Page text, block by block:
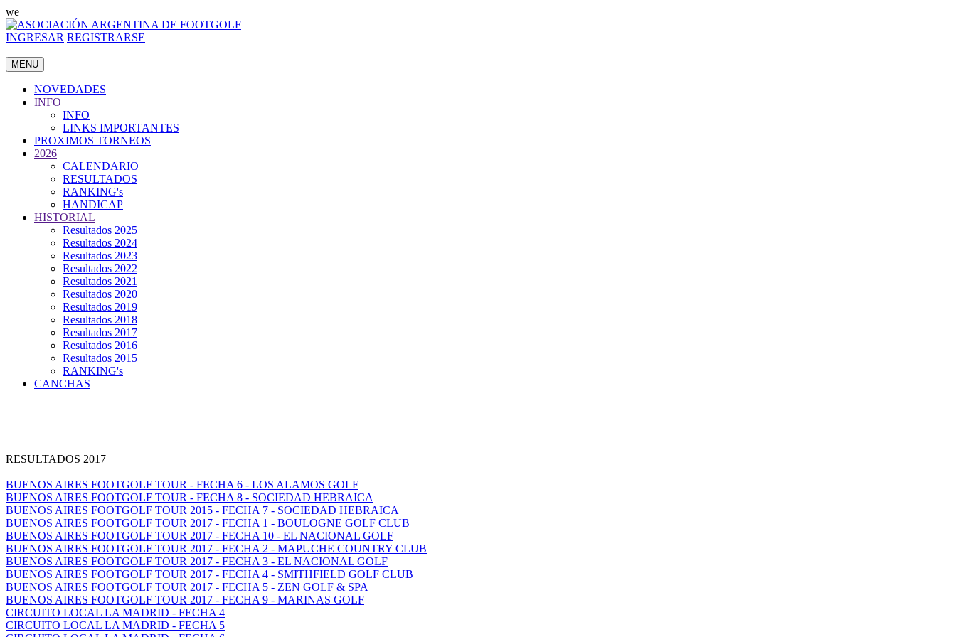
we
INGRESAR REGISTRARSE
MENU
NOVEDADES
INFO
INFO
LINKS IMPORTANTES
PROXIMOS TORNEOS
2026
CALENDARIO
RESULTADOS
RANKING's
HANDICAP
HISTORIAL
Resultados 2025
Resultados 2024
Resultados 2023
Resultados 2022
Resultados 2021
Resultados 2020
Resultados 2019
Resultados 2018
Resultados 2017
Resultados 2016
Resultados 2015
RANKING's
CANCHAS
RESULTADOS 2017
BUENOS AIRES FOOTGOLF TOUR - FECHA 6 - LOS ALAMOS GOLF
BUENOS AIRES FOOTGOLF TOUR - FECHA 8 - SOCIEDAD HEBRAICA
BUENOS AIRES FOOTGOLF TOUR 2015 - FECHA 7 - SOCIEDAD HEBRAICA
BUENOS AIRES FOOTGOLF TOUR 2017 - FECHA 1 - BOULOGNE GOLF CLUB
BUENOS AIRES FOOTGOLF TOUR 2017 - FECHA 10 - EL NACIONAL GOLF
BUENOS AIRES FOOTGOLF TOUR 2017 - FECHA 2 - MAPUCHE COUNTRY CLUB
BUENOS AIRES FOOTGOLF TOUR 2017 - FECHA 3 - EL NACIONAL GOLF
BUENOS AIRES FOOTGOLF TOUR 2017 - FECHA 4 - SMITHFIELD GOLF CLUB
BUENOS AIRES FOOTGOLF TOUR 2017 - FECHA 5 - ZEN GOLF & SPA
BUENOS AIRES FOOTGOLF TOUR 2017 - FECHA 9 - MARINAS GOLF
CIRCUITO LOCAL LA MADRID - FECHA 4
CIRCUITO LOCAL LA MADRID - FECHA 5